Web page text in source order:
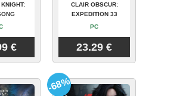
€
CLAIR OBSCUR:
EXPEDITION 33
PC
23.29 €
-68%